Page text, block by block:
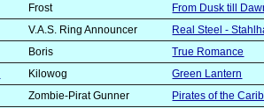
Frost
From Dusk till
V.A.S. Ring Announcer
Real Steel -
Boris
True Romance
Kilowog
Green Lantern
Zombie-Pirat Gunner
Pirates of the